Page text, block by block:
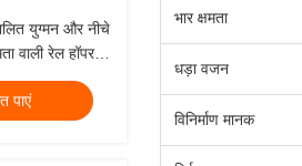
युग्मन और नीचे
वाली रेल हॉपर
पाएं
भार क्षमता
धड़ा वजन
विनिर्माण मानक